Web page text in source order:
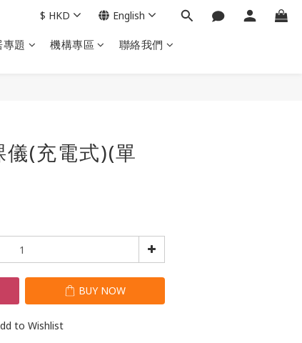
專題 機構專區 聯絡我們
$ HKD English
(充電式)(單
BUY NOW
to Wishlist